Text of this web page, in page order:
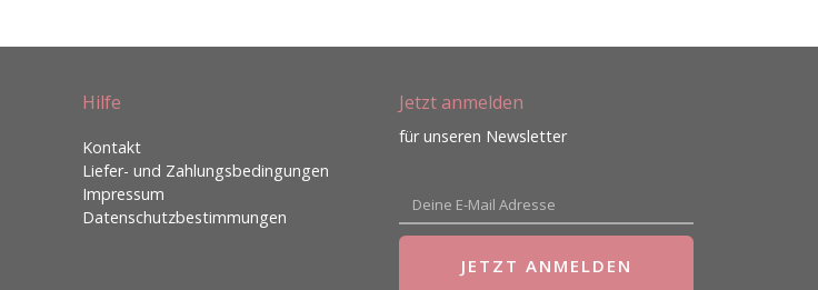
Hilfe
Kontakt
Liefer- und Zahlungsbedingungen
Impressum
Datenschutzbestimmungen
Jetzt anmelden
für unseren Newsletter
E-
Mail
JETZT ANMELDEN